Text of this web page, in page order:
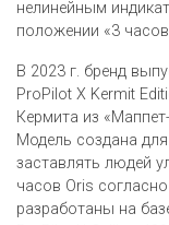
нелинейным
положении «3
В 2023 г. бренд
ProPilot X Kermit
Кермита из
Модель создана
заставлять людей
часов Oris
разработаны на